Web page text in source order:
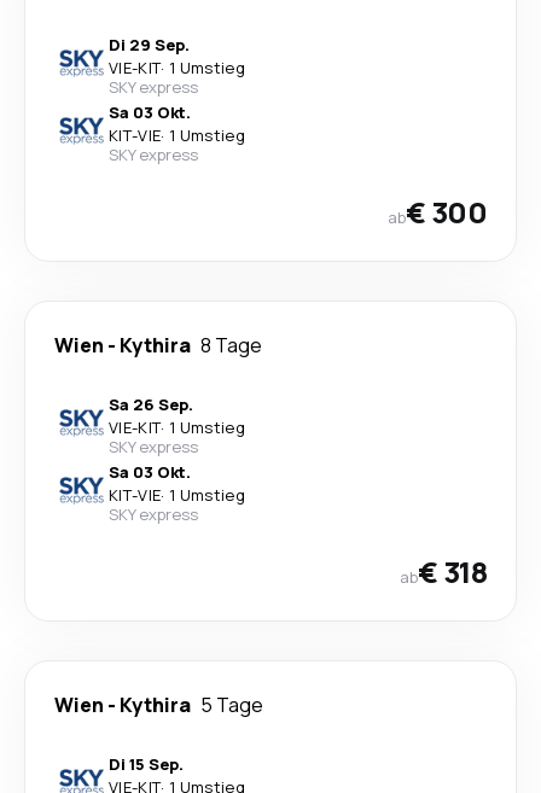
Di 29 Sep.
VIE-KIT· 1 Umstieg
SKY express
Sa 03 Okt.
KIT-VIE· 1 Umstieg
SKY express
ab€ 300
Wien - Kythira 8 Tage
Sa 26 Sep.
VIE-KIT· 1 Umstieg
SKY express
Sa 03 Okt.
KIT-VIE· 1 Umstieg
SKY express
ab€ 318
Wien - Kythira 5 Tage
Di 15 Sep.
VIE-KIT· 1 Umstieg